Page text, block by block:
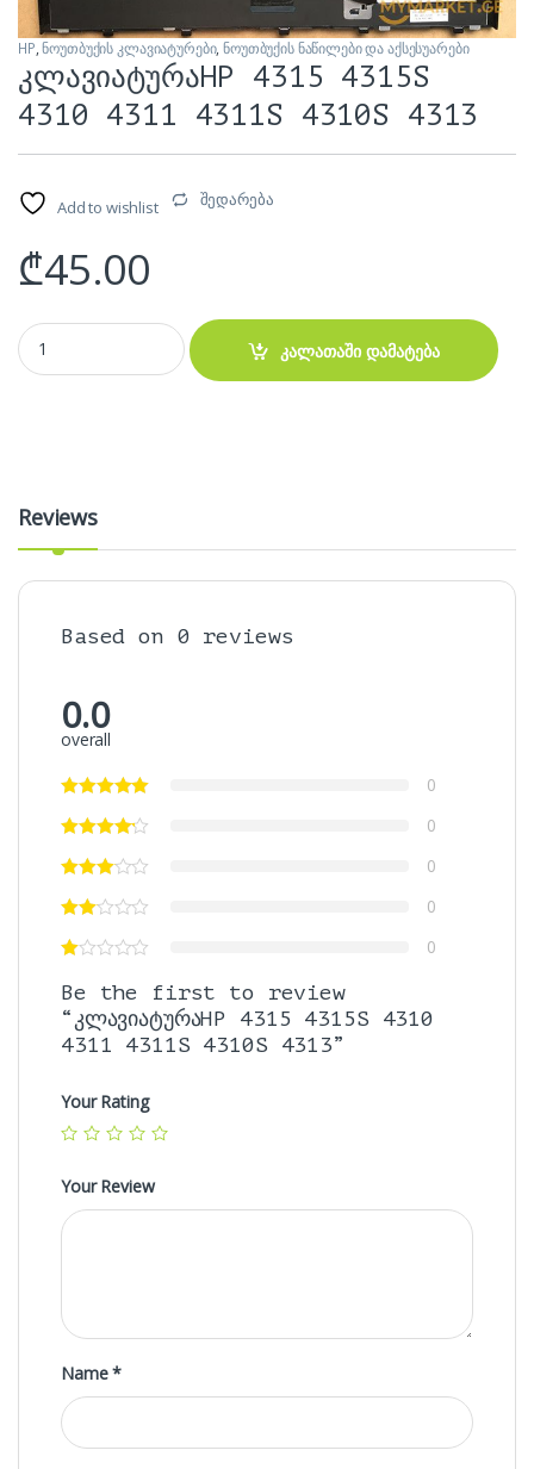
HP,ნოუთბუქის კლავიატურები,ნოუთბუქის ნაწილები და აქსესუარები
კლავიატურაHP 4315 4315S
4310 4311 4311S 4310S 4313
Add to wishlist შედარება
₾45.00
კლავიატურაHP 4315 4315S 4310 4311 4311S 4310S 4313 quantity
კალათაში დამატება
Reviews
Based on 0 reviews
0.0
overall
0
0
0
0
0
Be the first to review
“კლავიატურაHP 4315 4315S 4310
4311 4311S 4310S 4313”
Your Rating
Your Review
Name*